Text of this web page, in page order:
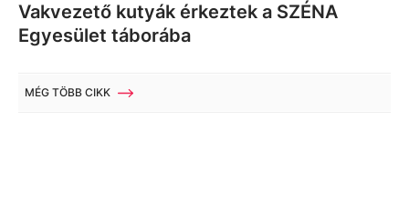
Vakvezető kutyák érkeztek a SZÉNA
Egyesület táborába
MÉG TÖBB CIKK